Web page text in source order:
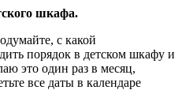
шкафа.
с какой
порядок в детском шкафу и
это один раз в месяц,
все даты в календаре